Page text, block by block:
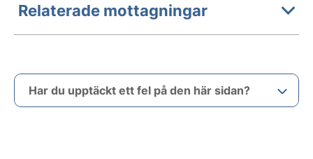
Relaterade mottagningar
Har du upptäckt ett fel på den här sidan?